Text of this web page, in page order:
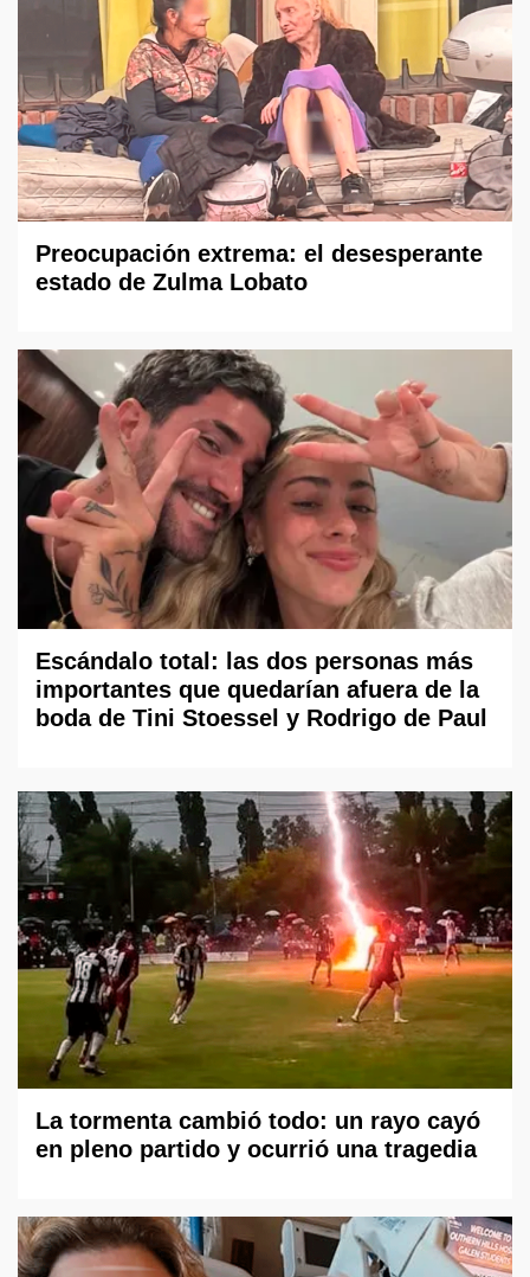
Preocupación extrema: el desesperante
estado de Zulma Lobato
Escándalo total: las dos personas más
importantes que quedarían afuera de la
boda de Tini Stoessel y Rodrigo de Paul
La tormenta cambió todo: un rayo cayó
en pleno partido y ocurrió una tragedia